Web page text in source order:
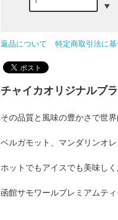
返品について 特定商取引法に
チャイカオリジナルブ
その品質と風味の豊かさで世
ベルガモット、マンダリンオ
ホットでもアイスでも美味しく
函館サモワールプレミアムテ